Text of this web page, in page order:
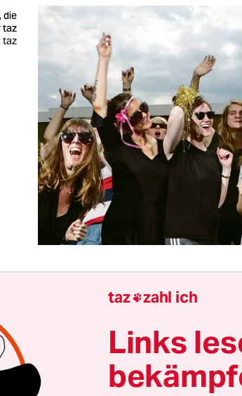
die
taz
taz
es neulich wieder: dieses döselige
und irgendwann sogar
Schlimme gute Hits waren
Berlin Kreuzberg.
taz zahl ich
Links